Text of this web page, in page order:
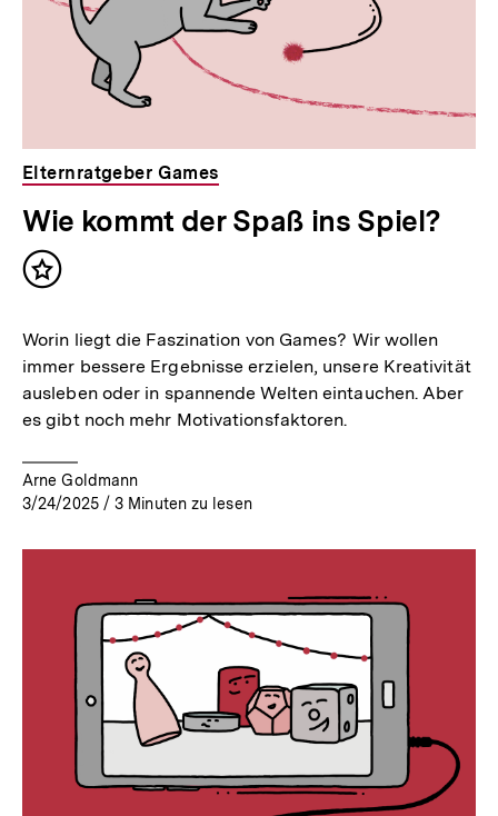
Elternratgeber Games
Wie kommt der Spaß ins Spiel?
Inhalt
Worin liegt die Faszination von Games? Wir wollen
immer bessere Ergebnisse erzielen, unsere Kreativität
ausleben oder in spannende Welten eintauchen. Aber
es gibt noch mehr Motivationsfaktoren.
Arne Goldmann
3/24/2025 / 3 Minuten zu lesen